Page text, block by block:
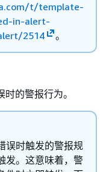
t/template-
in-alert-
2514
。
的警报行为。
误时触发的警报规
发。这意味着，警